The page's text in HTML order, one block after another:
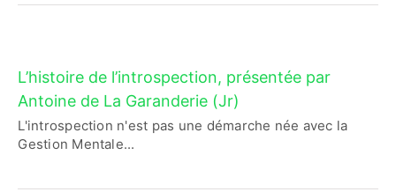
L’histoire de l’introspection, présentée par
Antoine de La Garanderie (Jr)
L'introspection n'est pas une démarche née avec la
Gestion Mentale...